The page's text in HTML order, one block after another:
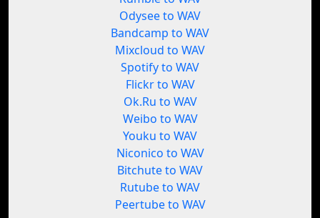
Odysee to WAV
Bandcamp to WAV
Mixcloud to WAV
Spotify to WAV
Flickr to WAV
Ok.Ru to WAV
Weibo to WAV
Youku to WAV
Niconico to WAV
Bitchute to WAV
Rutube to WAV
Peertube to WAV